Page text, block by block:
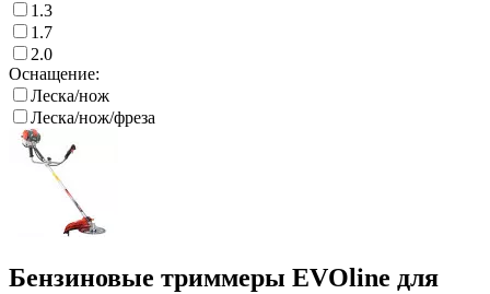
1.3
1.7
2.0
Оснащение:
Леска/нож
Леска/нож/фреза
Бензиновые триммеры EVOline для